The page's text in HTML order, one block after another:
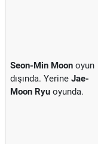
Seon-Min Moon oyun
dışında. Yerine Jae-
Moon Ryu oyunda.